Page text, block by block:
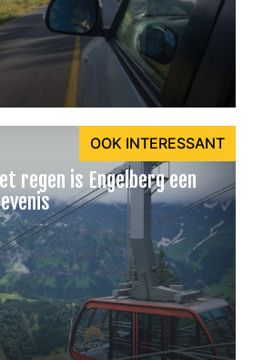
regen is Engelberg een
OOK INTERESSANT